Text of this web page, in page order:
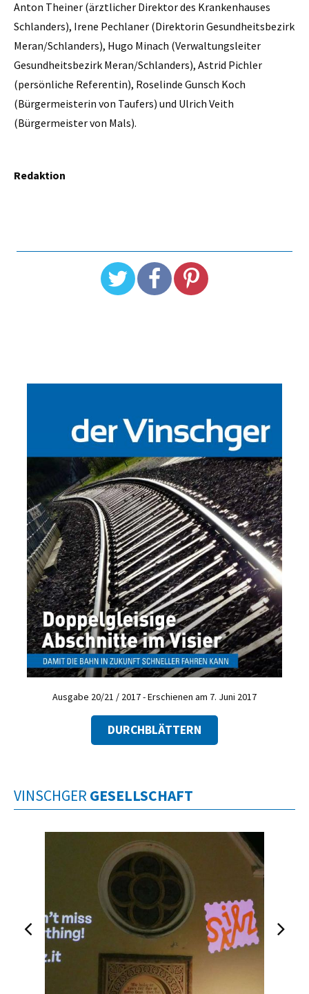
Anton Theiner (ärztlicher Direktor des Krankenhauses
Schlanders), Irene Pechlaner (Direktorin Gesundheitsbezirk
Meran/Schlanders), Hugo Minach (Verwaltungsleiter
Gesundheitsbezirk Meran/Schlanders), Astrid Pichler
(persönliche Referentin), Roselinde Gunsch Koch
(Bürgermeisterin von Taufers) und Ulrich Veith
(Bürgermeister von Mals).
Redaktion
Ausgabe 20/21 / 2017 - Erschienen am 7. Juni 2017
DURCHBLÄTTERN
VINSCHGER GESELLSCHAFT